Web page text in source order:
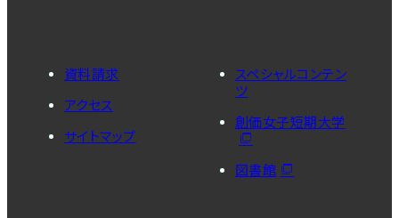
資料請求
アクセス
サイトマップ
スペシャルコンテン
ツ
創価女子短期大学
図書館